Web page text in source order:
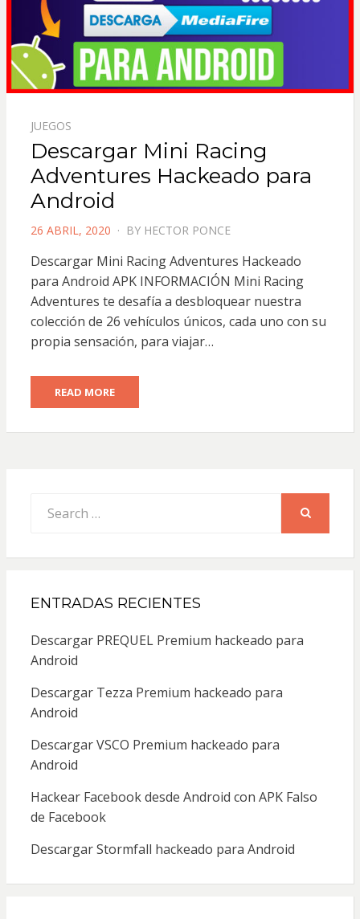
JUEGOS
Descargar Mini Racing
Adventures Hackeado para
Android
POSTED
26 ABRIL, 2020 BY HECTOR PONCE
Descargar Mini Racing Adventures Hackeado
para Android APK INFORMACIÓN Mini Racing
Adventures te desafía a desbloquear nuestra
colección de 26 vehículos únicos, cada uno con su
propia sensación, para viajar…
READ MORE
for:
ENTRADAS RECIENTES
Descargar PREQUEL Premium hackeado para
Android
Descargar Tezza Premium hackeado para
Android
Descargar VSCO Premium hackeado para
Android
Hackear Facebook desde Android con APK Falso
de Facebook
Descargar Stormfall hackeado para Android